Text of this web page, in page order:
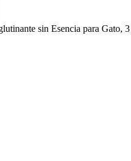
sin Esencia para Gato, 3